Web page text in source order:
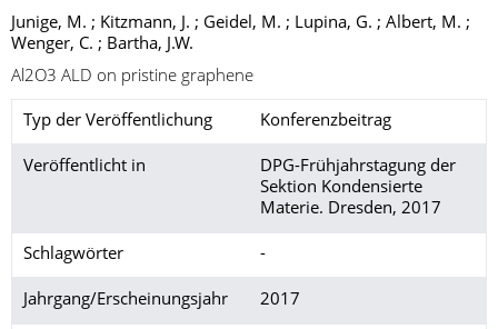
Junige, M. ; Kitzmann, J. ; Geidel, M. ; Lupina, G. ; Albert, M. ;
Wenger, C. ; Bartha, J.W.
Al2O3 ALD on pristine graphene
Typ der Veröffentlichung Konferenzbeitrag
Veröffentlicht in
DPG-Frühjahrstagung der
Sektion Kondensierte
Materie. Dresden, 2017
Schlagwörter -
Jahrgang/Erscheinungsjahr 2017